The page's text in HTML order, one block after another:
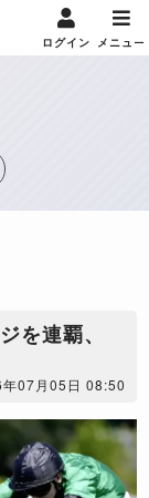
ログイン メニュー
を連覇、
07月05日 08:50